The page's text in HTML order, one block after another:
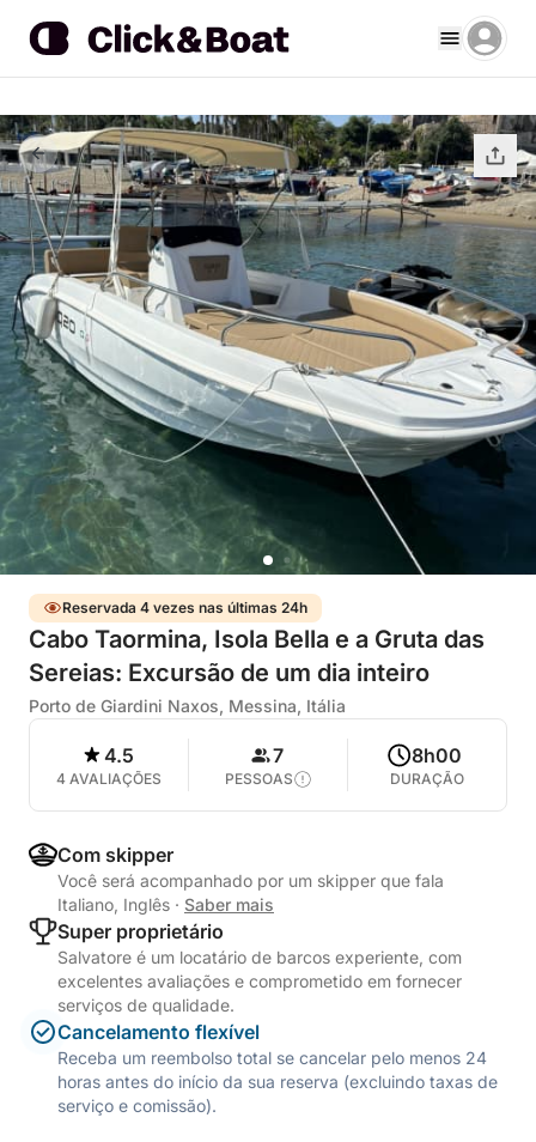
Reservada 4 vezes nas últimas 24h
Cabo Taormina, Isola Bella e a Gruta das
Sereias: Excursão de um dia inteiro
Porto de Giardini Naxos, Messina, Itália
4.5
4 AVALIAÇÕES
7
PESSOAS
8h00
DURAÇÃO
Com skipper
Você será acompanhado por um skipper que fala
Italiano, Inglês · Saber mais
Super proprietário
Salvatore é um locatário de barcos experiente, com
excelentes avaliações e comprometido em fornecer
serviços de qualidade.
Cancelamento flexível
Receba um reembolso total se cancelar pelo menos 24
horas antes do início da sua reserva (excluindo taxas de
serviço e comissão).